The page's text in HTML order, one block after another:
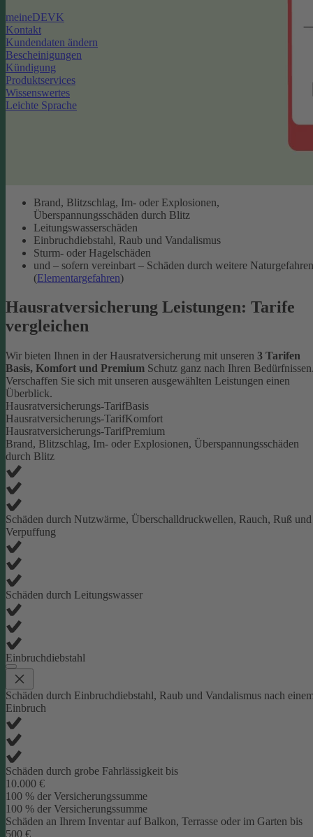
meineDEVK
Kontakt
Kundendaten ändern
Bescheinigungen
Kündigung
Produktservices
Wissenswertes
Leichte Sprache
Brand, Blitzschlag, Im- oder Explosionen,
Überspannungsschäden durch Blitz
Leitungswasserschäden
Einbruchdiebstahl, Raub und Vandalismus
Sturm- oder Hagelschäden
und – sofern vereinbart – Schäden durch weitere Naturgefahren
(Elementargefahren)
Hausratversicherung Leistungen: Tarife
vergleichen
Wir bieten Ihnen in der Hausratversicherung mit unseren 3 Tarifen
Basis, Komfort und Premium Schutz ganz nach Ihren
Verschaffen Sie sich mit unseren ausgewählten Leistungen einen
Überblick.
Hausratversicherungs-TarifBasis
Hausratversicherungs-TarifKomfort
Hausratversicherungs-TarifPremium
Brand, Blitzschlag, Im- oder Explosionen, Überspannungsschäden
durch Blitz
Schäden durch Nutzwärme, Überschalldruckwellen, Rauch, Ruß und
Verpuffung
Schäden durch Leitungswasser
Einbruchdiebstahl
Schäden durch Einbruchdiebstahl, Raub und Vandalismus nach
Einbruch
Schäden durch grobe Fahrlässigkeit bis
10.000 €
100 % der Versicherungssumme
100 % der Versicherungssumme
Schäden an Ihrem Inventar auf Balkon, Terrasse oder im Garten bis
500 €